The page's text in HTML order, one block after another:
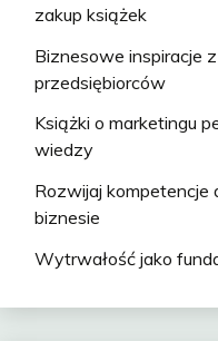
zakup książek
Biznesowe inspiracje
przedsiębiorców
Książki o marketingu
wiedzy
Rozwijaj kompetencje
biznesie
Wytrwałość jako